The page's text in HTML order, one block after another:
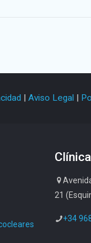
| Aviso Legal |
21
+34